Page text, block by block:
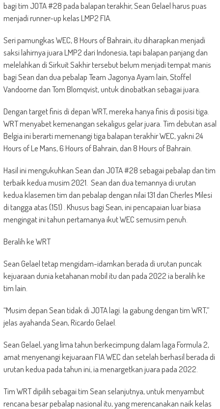
bagi tim JOTA #28 pada balapan terakhir, Sean Gelael harus puas
menjadi runner-up kelas LMP2 FIA.
Seri pamungkas WEC, 8 Hours of Bahrain, itu diharapkan menjadi
saksi lahirnya juara LMP2 dari Indonesia, tapi balapan panjang dan
melelahkan di Sirkuit Sakhir tersebut belum menjadi tempat manis
bagi Sean dan dua pebalap Team Jagonya Ayam lain, Stoffel
Vandoorne dan Tom Blomqvist, untuk dinobatkan sebagai juara.
Dengan target finis di depan WRT, mereka hanya finis di posisi tiga.
WRT menyabet kemenangan sekaligus gelar juara. Tim debutan asal
Belgia ini berarti memenangi tiga balapan terakhir WEC, yakni 24
Hours of Le Mans, 6 Hours of Bahrain, dan 8 Hours of Bahrain.
Hasil ini mengukuhkan Sean dan JOTA #28 sebagai pebalap dan tim
terbaik kedua musim 2021. Sean dan dua temannya di urutan
kedua klasemen tim dan pebalap dengan nilai 131 dan Cherles Milesi
di tangga atas (151) . Khusus bagi Sean, ini pencapaian luar biasa
mengingat ini tahun pertamanya ikut WEC semusim penuh.
Beralih ke WRT
Sean Gelael tetap mengidam-idamkan berada di urutan puncak
kejuaraan dunia ketahanan mobil itu dan pada 2022 ia beralih ke
tim lain.
“Musim depan Sean tidak di JOTA lagi. Ia gabung dengan tim WRT,”
jelas ayahanda Sean, Ricardo Gelael.
Sean Gelael, yang lima tahun berkecimpung dalam laga Formula 2,
amat menyenangi kejuaraan FIA WEC dan setelah berhasil berada di
urutan kedua pada tahun ini, ia menargetkan juara pada 2022.
Tim WRT dipilih sebagai tim Sean selanjutnya, untuk menyambut
rencana besar pebalap nasional itu, yang merencanakan naik kelas